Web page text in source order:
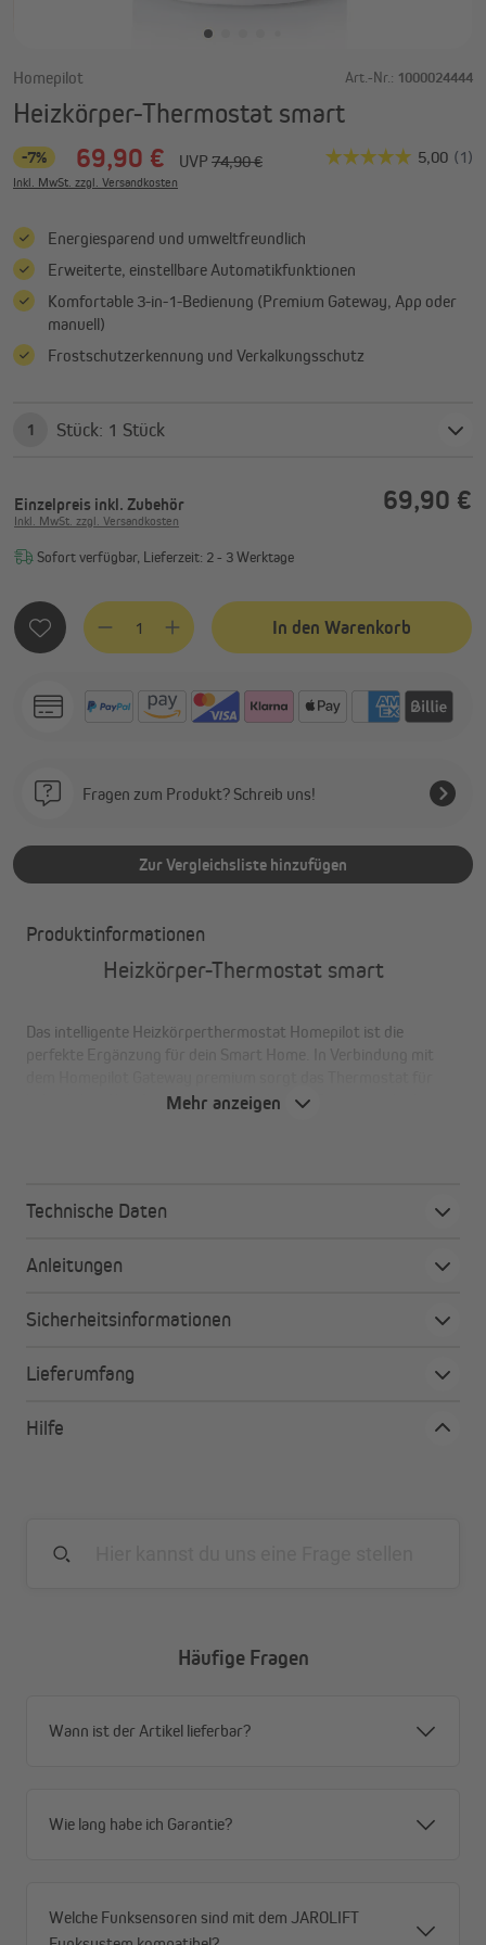
Homepilot Art.-Nr.: 1000024444
Heizkörper-Thermostat smart
-7% 69,90 € UVP 74,90 €
Inkl. MwSt. zzgl. Versandkosten
Energiesparend und umweltfreundlich
Erweiterte, einstellbare Automatikfunktionen
Komfortable 3-in-1-Bedienung (Premium Gateway, App oder
manuell)
Frostschutzerkennung und Verkalkungsschutz
1 Stück: 1 Stück
Einzelpreis inkl. Zubehör 69,90 €
Inkl. MwSt. zzgl. Versandkosten
Sofort verfügbar, Lieferzeit: 2 - 3 Werktage
Produkt Anzahl: Gib den gewünschten Wert ein oder
In den Warenkorb
Fragen zum Produkt? Schreib uns!
Zur Vergleichsliste hinzufügen
Produktinformationen
Heizkörper-Thermostat smart
Das intelligente Heizkörperthermostat Homepilot ist die
perfekte Ergänzung für dein Smart Home. In Verbindung mit
behaglichen Komfort, spart ganz nebenbei Energie und schont
Deine Vorteile auf einen Blick
Mit praktischem, gut lesbarem Display
Passt auf alle gängigen Heizungsventile
Umweltschonend
Mehr anzeigen
Technische Daten
Anleitungen
Sicherheitsinformationen
Lieferumfang
Hilfe
Häufige Fragen
Wann ist der Artikel lieferbar?
Wie lang habe ich Garantie?
Welche Funksensoren sind mit dem JAROLIFT